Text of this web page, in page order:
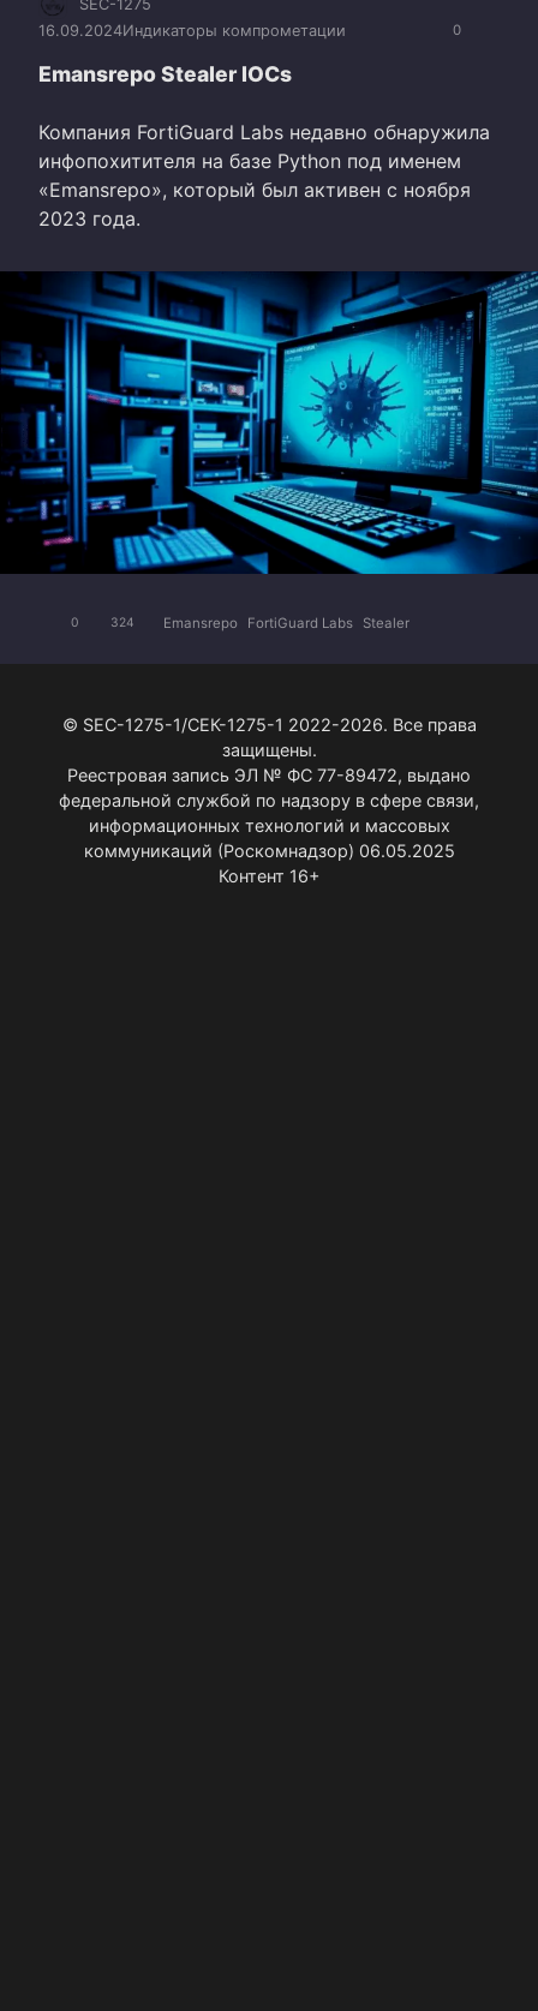
0
SEC-1275
16.09.2024Индикаторы компрометации
Emansrepo Stealer IOCs
Компания FortiGuard Labs недавно обнаружила
инфопохитителя на базе Python под именем
«Emansrepo», который был активен с ноября
2023 года.
0 324 Emansrepo FortiGuard Labs Stealer
© SEC-1275-1/СЕК-1275-1 2022-2026. Все права
защищены.
Реестровая запись ЭЛ № ФС 77-89472, выдано
федеральной службой по надзору в сфере связи,
информационных технологий и массовых
коммуникаций (Роскомнадзор) 06.05.2025
Контент 16+